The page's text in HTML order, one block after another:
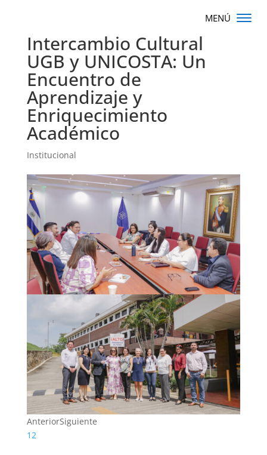
Intercambio Cultural
UGB y UNICOSTA: Un
Encuentro de
Aprendizaje y
Enriquecimiento
Académico
Institucional
AnteriorSiguiente
1 2